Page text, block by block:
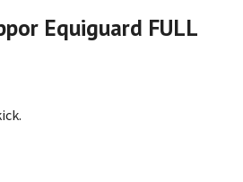
Equiguard FULL